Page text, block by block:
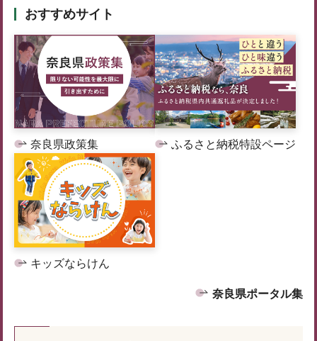
おすすめサイト
奈良県政策集 ふるさと納税特設ページ
キッズならけん
奈良県ポータル集